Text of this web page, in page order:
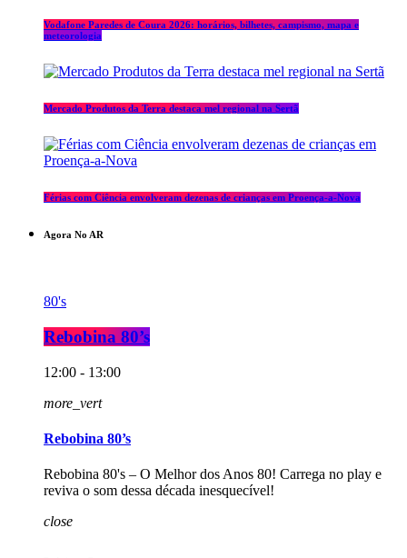
Vodafone Paredes de Coura 2026: horários, bilhetes, campismo, mapa e
meteorologia
Mercado Produtos da Terra destaca mel regional na Sertã
Férias com Ciência envolveram dezenas de crianças em Proença-a-Nova
Agora No AR
80's
Rebobina 80’s
12:00 - 13:00
more_vert
Rebobina 80’s
Rebobina 80's – O Melhor dos Anos 80! Carrega no play e
reviva o som dessa década inesquecível!
close